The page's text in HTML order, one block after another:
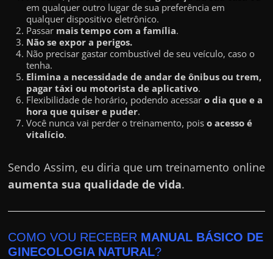
em qualquer outro lugar de sua preferência em
qualquer dispositivo eletrônico.
Passar mais tempo com a família.
Não se expor a perigos.
Não precisar gastar combustível de seu veículo, caso o
tenha.
Elimina a necessidade de andar de ônibus ou trem,
pagar táxi ou motorista de aplicativo.
Flexibilidade de horário, podendo acessaro dia que e a
hora que quiser e puder.
Você nunca vai perder o treinamento, poiso acesso é
vitalício.
Sendo Assim, eu diria que um treinamento online
aumenta sua qualidade de vida.
COMO VOU RECEBER MANUAL BÁSICO DE
GINECOLOGIA NATURAL?